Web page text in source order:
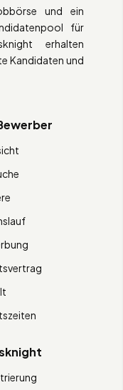
und ein
für
erhalten
Kandidaten und